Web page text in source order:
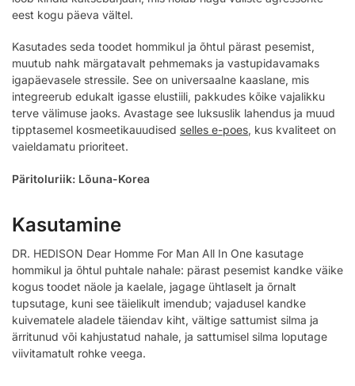
eest kogu päeva vältel.
Kasutades seda toodet hommikul ja õhtul pärast pesemist,
muutub nahk märgatavalt pehmemaks ja vastupidavamaks
igapäevasele stressile. See on universaalne kaaslane, mis
integreerub edukalt igasse elustiili, pakkudes kõike vajalikku
terve välimuse jaoks. Avastage see luksuslik lahendus ja muud
tipptasemel kosmeetikauudised selles e-poes, kus kvaliteet on
vaieldamatu prioriteet.
Päritoluriik: Lõuna-Korea
Kasutamine
DR. HEDISON Dear Homme For Man All In One kasutage
hommikul ja õhtul puhtale nahale: pärast pesemist kandke väike
kogus toodet näole ja kaelale, jagage ühtlaselt ja õrnalt
tupsutage, kuni see täielikult imendub; vajadusel kandke
kuivematele aladele täiendav kiht, vältige sattumist silma ja
ärritunud või kahjustatud nahale, ja sattumisel silma loputage
viivitamatult rohke veega.